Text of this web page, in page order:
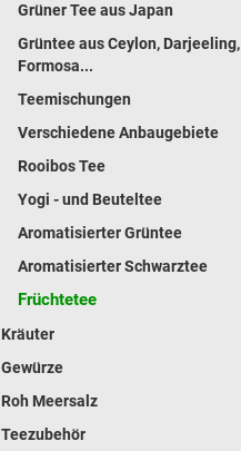
Grüner Tee aus Japan
Grüntee aus Ceylon, Darjeeling,
Formosa...
Teemischungen
Verschiedene Anbaugebiete
Rooibos Tee
Yogi - und Beuteltee
Aromatisierter Grüntee
Aromatisierter Schwarztee
Früchtetee
Kräuter
Gewürze
Roh Meersalz
Teezubehör